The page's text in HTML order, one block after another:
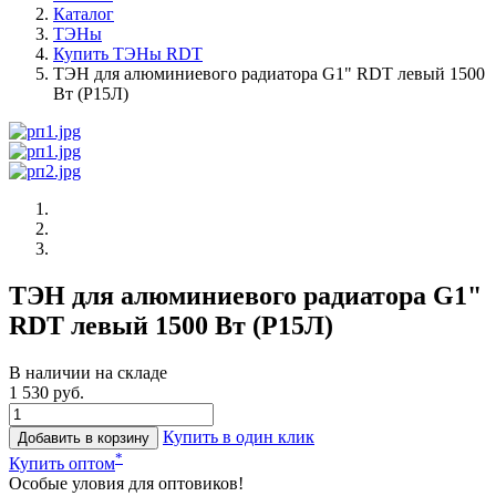
Каталог
ТЭНы
Купить ТЭНы RDT
ТЭН для алюминиевого радиатора G1" RDT левый 1500
Вт (Р15Л)
ТЭН для алюминиевого радиатора G1"
RDT левый 1500 Вт (Р15Л)
В наличии на складе
1 530 руб.
Добавить в корзину
Купить в один клик
Купить оптом*
Особые уловия для оптовиков!